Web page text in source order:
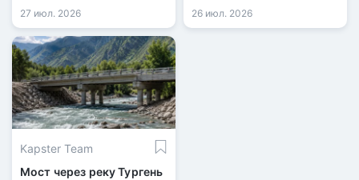
27 июл. 2026
международных
перевозок.
26 июл. 2026
Kapster Team
Мост через реку Тургень